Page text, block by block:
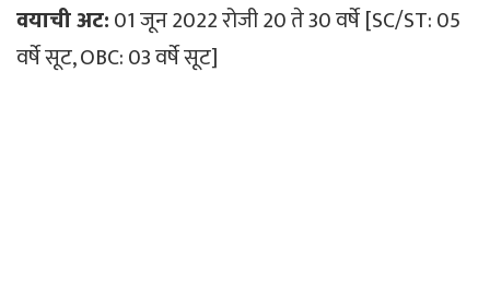
वयाची अट:01 जून 2022 रोजी 20 ते 30 वर्षे [SC/ST: 05
वर्षे सूट, OBC: 03 वर्षे सूट]